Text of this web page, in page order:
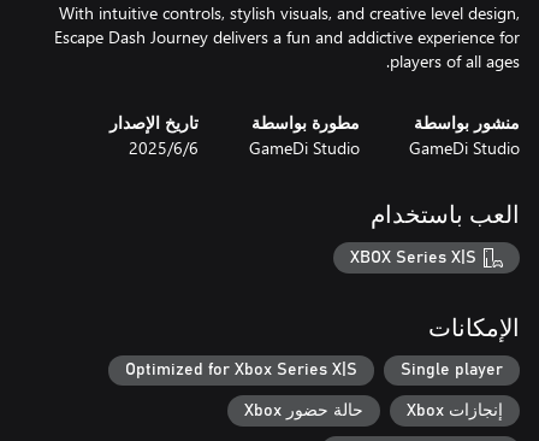
With intuitive controls, stylish visuals, and creative level design,
Escape Dash Journey delivers a fun and addictive experience for
players of all ages.
منشور بواسطة
GameDi Studio
مطورة بواسطة
GameDi Studio
تاريخ الإصدار
6‏/6‏/2025
العب باستخدام
XBOX Series X|S
الإمكانات
Single player
Optimized for Xbox Series X|S
إنجازات Xbox حالة حضور Xbox